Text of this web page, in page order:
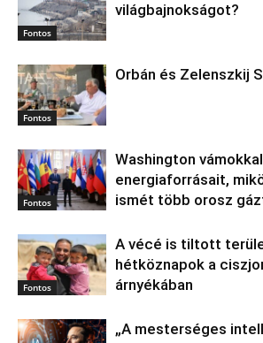
Fontos
világbajnokságot?
Fontos
Orbán és Zelenszkij
Fontos
Washington
energiaforrásait,
ismét több orosz
Fontos
A vécé is tiltott
hétköznapok a
árnyékában
„A mesterséges